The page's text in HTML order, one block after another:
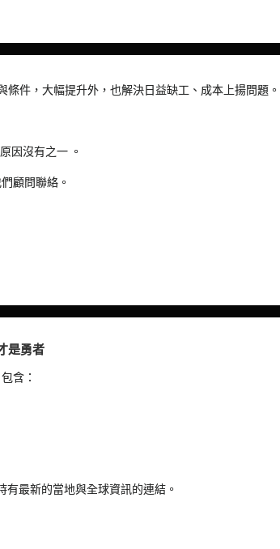
件，大幅提升外，也解決日益缺工、成本上揚問題
因沒有之一 。
顧問聯絡。
是勇者
含：
最新的當地與全球資訊的連結。